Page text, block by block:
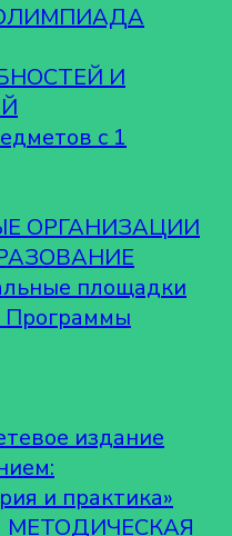
И
с 1
ОРГАНИЗАЦИИ
площадки
издание
и практика»